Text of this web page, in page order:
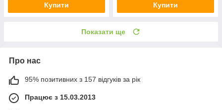
Купити Купити
Показати ще
Про нас
95% позитивних з 157 відгуків за рік
Працює з 15.03.2013